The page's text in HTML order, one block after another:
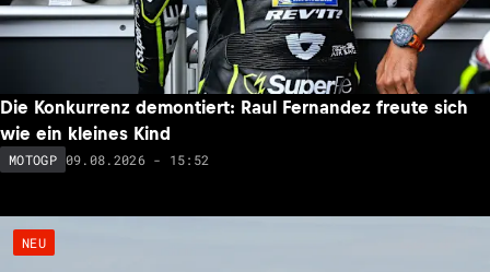
Die Konkurrenz demontiert: Raul Fernandez freute sich
wie ein kleines Kind
MOTOGP 09.08.2026 - 15:52
NEU